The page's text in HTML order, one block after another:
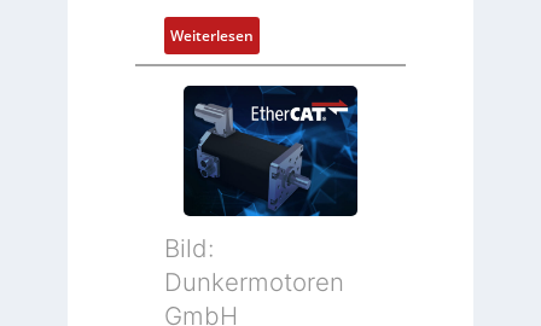
d
Z
u
s
t
a
s
e
r
t
P
o
s
i
s
Weiterlesen:
N
e
u
e
u
e
Bild:
Dunkermotoren
GmbH